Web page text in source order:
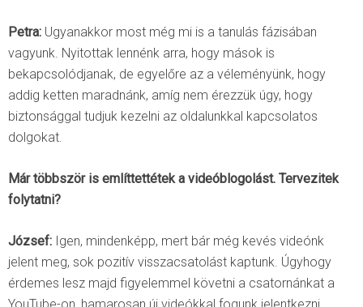
Petra: Ugyanakkor most még mi is a tanulás fázisában
vagyunk. Nyitottak lennénk arra, hogy mások is
bekapcsolódjanak, de egyelőre az a véleményünk, hogy
addig ketten maradnánk, amíg nem érezzük úgy, hogy
biztonsággal tudjuk kezelni az oldalunkkal kapcsolatos
dolgokat.
Már többször is említtettétek a videóblogolást. Tervezitek
folytatni?
József: Igen, mindenképp, mert bár még kevés videónk
jelent meg, sok pozitív visszacsatolást kaptunk. Úgyhogy
érdemes lesz majd figyelemmel követni a csatornánkat a